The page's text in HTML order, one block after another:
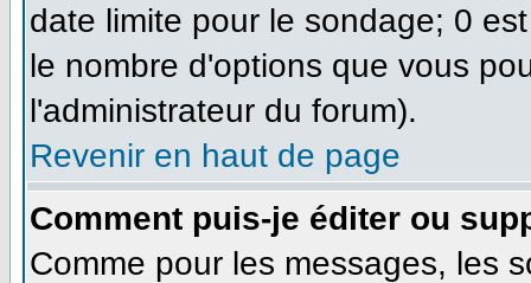
date limite pour le sondage; 0
le nombre d'options que vous
l'administrateur du forum).
Revenir en haut de page
Comment puis-je éditer ou
Comme pour les messages, les